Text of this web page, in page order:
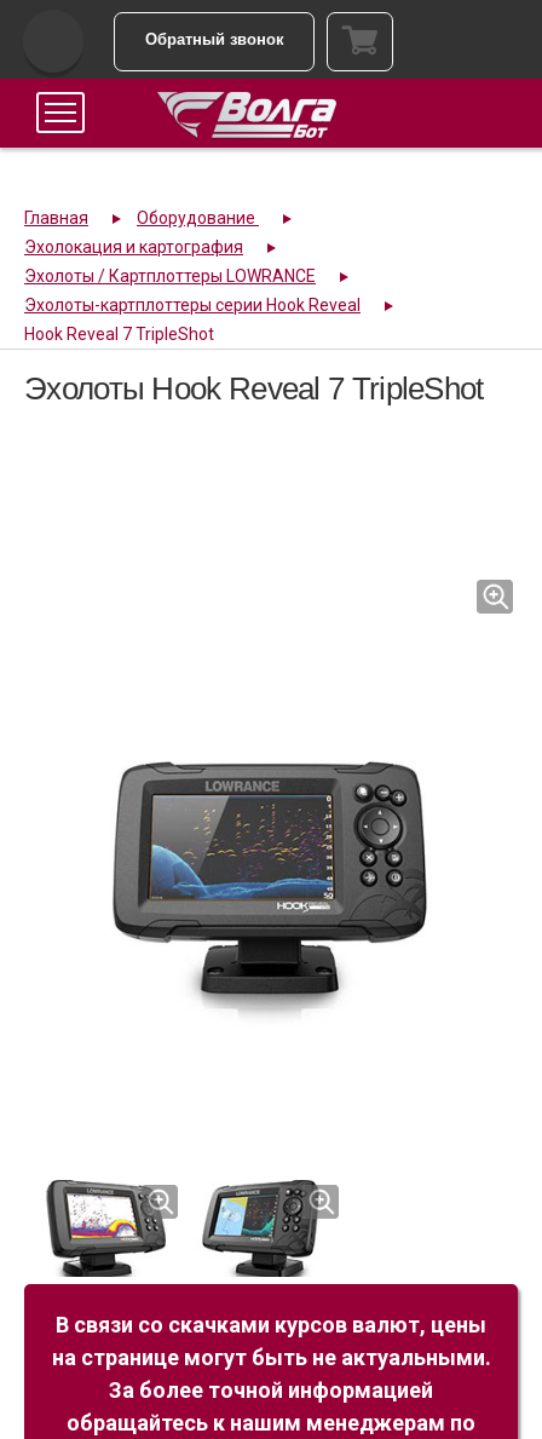
Обратный звонок
Главная
Оборудование
Эхолокация и картография
Эхолоты / Картплоттеры LOWRANCE
Эхолоты-картплоттеры серии Hook Reveal
Hook Reveal 7 TripleShot
Эхолоты Hook Reveal 7 TripleShot
В связи со скачками курсов валют, цены
на странице могут быть не актуальными.
За более точной информацией
обращайтесь к нашим менеджерам по